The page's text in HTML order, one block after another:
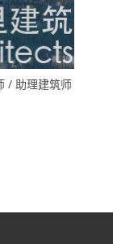
/ 助理建筑师